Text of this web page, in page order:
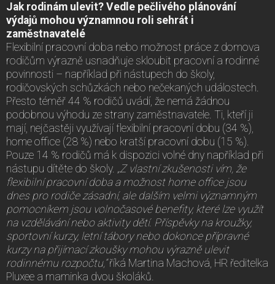
Jak rodinám ulevit? Vedle pečlivého plánování
výdajů mohou významnou roli sehrát i
zaměstnavatelé
Flexibilní pracovní doba nebo možnost práce z domova
rodičům výrazně usnadňuje skloubit pracovní a rodinné
povinnosti – například při nástupech do školy,
rodičovských schůzkách nebo nečekaných událostech.
Přesto téměř 44 % rodičů uvádí, že nemá žádnou
podobnou výhodu ze strany zaměstnavatele. Ti, kteří ji
mají, nejčastěji využívají flexibilní pracovní dobu (34 %),
home office (28 %) nebo kratší pracovní dobu (15 %).
Pouze 14 % rodičů má k dispozici volné dny například při
nástupu dítěte do školy. „Z vlastní zkušenosti vím, že
flexibilní pracovní doba a možnost home office jsou
dnes pro rodiče zásadní, ale dalším velmi významným
pomocníkem jsou volnočasové benefity, které lze využít
na vzdělávání nebo aktivity dětí. Příspěvky na kroužky,
sportovní kurzy, letní tábory nebo dokonce přípravné
kurzy na přijímací zkoušky mohou výrazně ulevit
rodinnému rozpočtu,“říká Martina Machová, HR ředitelka
Pluxee a maminka dvou školáků.